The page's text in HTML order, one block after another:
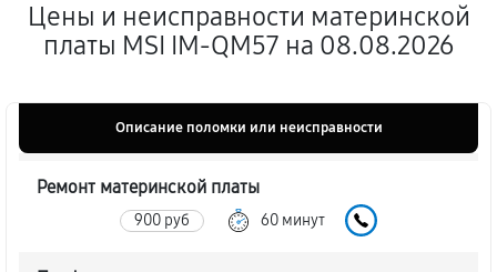
Цены и неисправности материнской
платы MSI IM-QM57 на 08.08.2026
Описание поломки или неисправности
Ремонт материнской платы
900 руб 60 минут